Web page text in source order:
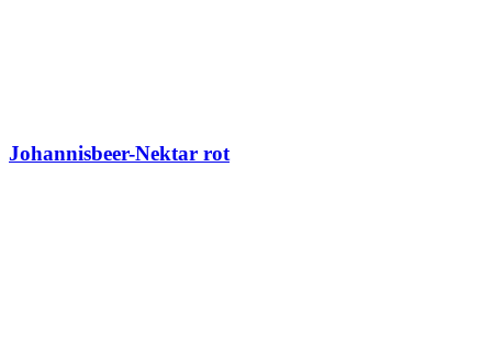
Johannisbeer-Nektar rot